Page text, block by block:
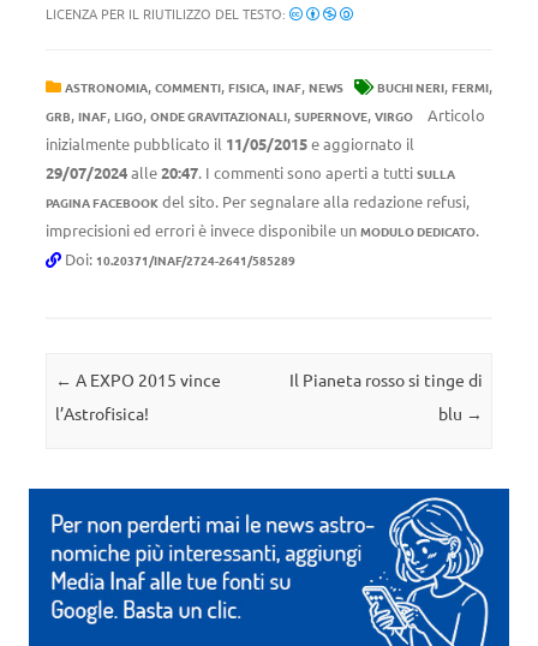
LICENZA PER IL RIUTILIZZO DEL TESTO:
ASTRONOMIA, COMMENTI, FISICA, INAF, NEWS BUCHI NERI, FERMI,
GRB, INAF, LIGO, ONDE GRAVITAZIONALI, SUPERNOVE, VIRGO
Articolo
inizialmente pubblicato il 11/05/2015e aggiornato il
29/07/2024alle20:47. I commenti sono aperti a tutti SULLA
PAGINA FACEBOOK del sito. Per segnalare alla redazione refusi,
imprecisioni ed errori è invece disponibile un MODULO DEDICATO.
Doi: 10.20371/INAF/2724-2641/585289
Navigazione articolo
← A EXPO 2015 vince
l’Astrofisica!
Il Pianeta rosso si tinge di
blu →